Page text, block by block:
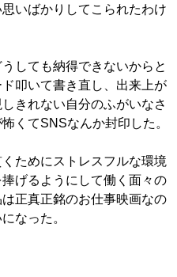
いばかりしてこられたわけ
しても納得できないからと
叩いて書き直し、出来上が
きれない自分のふがいなさ
くてSNSなんか封印した。
ためにストレスフルな環境
げるようにして働く面々の
正真正銘のお仕事映画なの
なった。